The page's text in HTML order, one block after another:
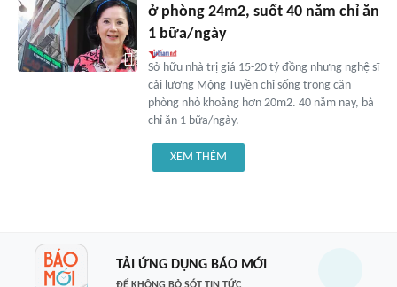
ở phòng 24m2, suốt 40 năm chỉ ăn
1 bữa/ngày
Sở hữu nhà trị giá 15-20 tỷ đồng nhưng nghệ sĩ
cải lương Mộng Tuyền chỉ sống trong căn
phòng nhỏ khoảng hơn 20m2. 40 năm nay, bà
chỉ ăn 1 bữa/ngày.
XEM THÊM
TẢI ỨNG DỤNG BÁO MỚI